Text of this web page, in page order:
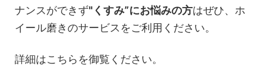
ナンスができず"くすみ”にお悩みの方はぜひ、ホ
イール磨きのサービスをご利用ください。
詳細はこちらを御覧ください。